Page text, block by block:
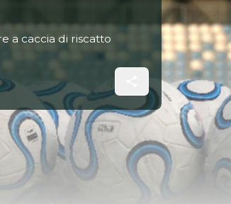
a caccia di riscatto